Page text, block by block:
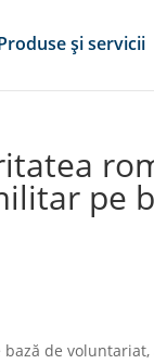
și servicii
pe
de